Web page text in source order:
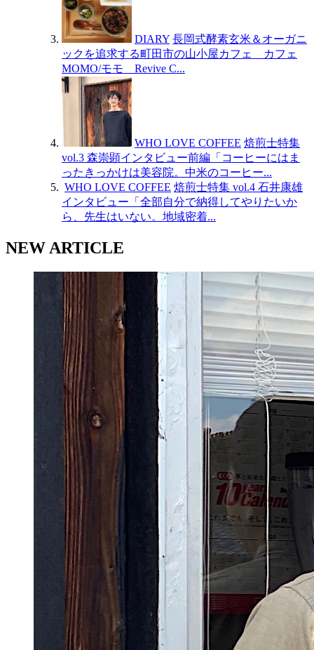
DIARY 長岡式酵素玄米＆オーガニ
ックを追求する町田市の山小屋カフェ カフェ
MOMO/モモ Revive C...
WHO LOVE COFFEE 焙煎士特集
vol.3 森崇顕インタビュー前編「コーヒーにはま
ったきっかけは美容院。中米のコーヒー...
WHO LOVE COFFEE 焙煎士特集 vol.4 石井康雄
インタビュー「全部自分で納得してやりたいか
ら、先生はいない。地域密着...
NEW ARTICLE